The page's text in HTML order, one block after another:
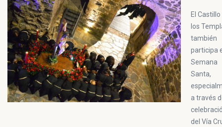
El
los
también
participa
Semana
Santa,
a través
del Vía